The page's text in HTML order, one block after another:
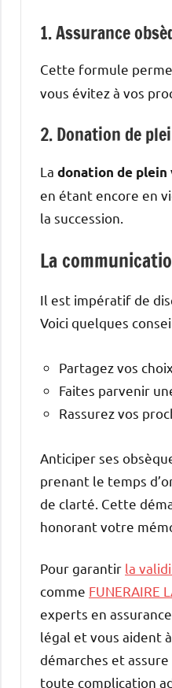
1. Assurance
Cette formule
vous évitez à vos
2. Donation de
La donation de plein
en étant encore en
la succession.
La
Il est impératif de
Voici quelques
Partagez vos
Faites parvenir
Rassurez vos
Anticiper ses
prenant le temps
de clarté. Cette
honorant votre
Pour garantir la
comme FUNERAIRE
experts en
légal et vous aident
démarches et
toute complication